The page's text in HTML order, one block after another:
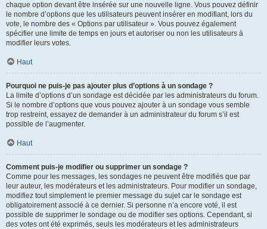
chaque option devant être insérée sur une nouvelle ligne. Vous pouvez définir
le nombre d’options que les utilisateurs peuvent insérer en modifiant, lors du
vote, le nombre des « Options par utilisateur ». Vous pouvez également
spécifier une limite de temps en jours et autoriser ou non les utilisateurs à
modifier leurs votes.
Haut
Pourquoi ne puis-je pas ajouter plus d’options à un sondage ?
La limite d’options d’un sondage est décidée par les administrateurs du forum.
Si le nombre d’options que vous pouvez ajouter à un sondage vous semble
trop restreint, essayez de demander à un administrateur du forum s’il est
possible de l’augmenter.
Haut
Comment puis-je modifier ou supprimer un sondage ?
Comme pour les messages, les sondages ne peuvent être modifiés que par
leur auteur, les modérateurs et les administrateurs. Pour modifier un sondage,
modifiez tout simplement le premier message du sujet car le sondage est
obligatoirement associé à ce dernier. Si personne n’a encore voté, il est
possible de supprimer le sondage ou de modifier ses options. Cependant, si
des votes ont été exprimés, seuls les modérateurs et les administrateurs